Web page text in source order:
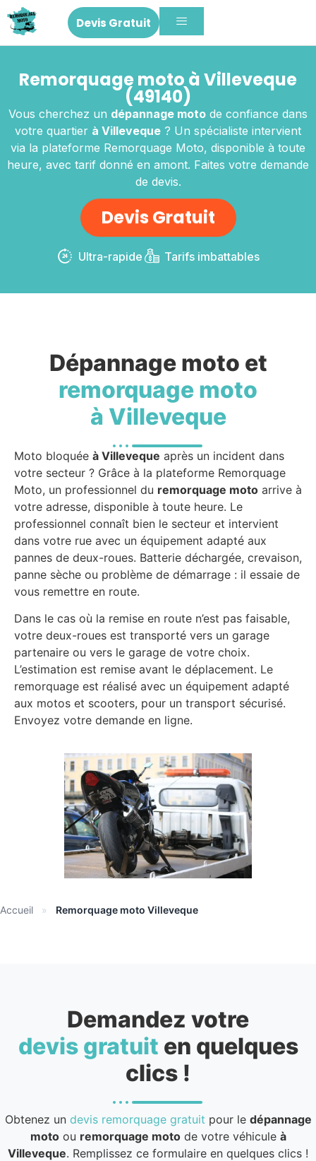
Devis Gratuit
Remorquage moto à Villeveque
(49140)
Vous cherchez un dépannage moto de confiance dans
votre quartier à Villeveque ? Un spécialiste intervient
via la plateforme Remorquage Moto, disponible à toute
heure, avec tarif donné en amont. Faites votre demande
de devis.
Devis Gratuit
Ultra-rapide Tarifs imbattables
Dépannage moto et
remorquage moto
à Villeveque
Moto bloquée à Villeveque après un incident dans
votre secteur ? Grâce à la plateforme Remorquage
Moto, un professionnel du remorquage moto arrive à
votre adresse, disponible à toute heure. Le
professionnel connaît bien le secteur et intervient
dans votre rue avec un équipement adapté aux
pannes de deux-roues. Batterie déchargée, crevaison,
panne sèche ou problème de démarrage : il essaie de
vous remettre en route.
Dans le cas où la remise en route n’est pas faisable,
votre deux-roues est transporté vers un garage
partenaire ou vers le garage de votre choix.
L’estimation est remise avant le déplacement. Le
remorquage est réalisé avec un équipement adapté
aux motos et scooters, pour un transport sécurisé.
Envoyez votre demande en ligne.
Accueil » Remorquage moto Villeveque
Demandez votre
devis gratuit en quelques
clics !
Obtenez un devis remorquage gratuit pour le dépannage
motoou remorquage motode votre véhicule à
Villeveque. Remplissez ce formulaire en quelques clics !